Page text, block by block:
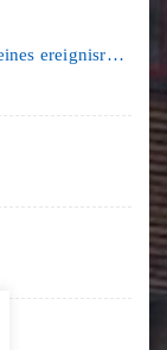
Schulfest am HSG: Gelungener Abschluss eines ereignisreichen Schuljahres